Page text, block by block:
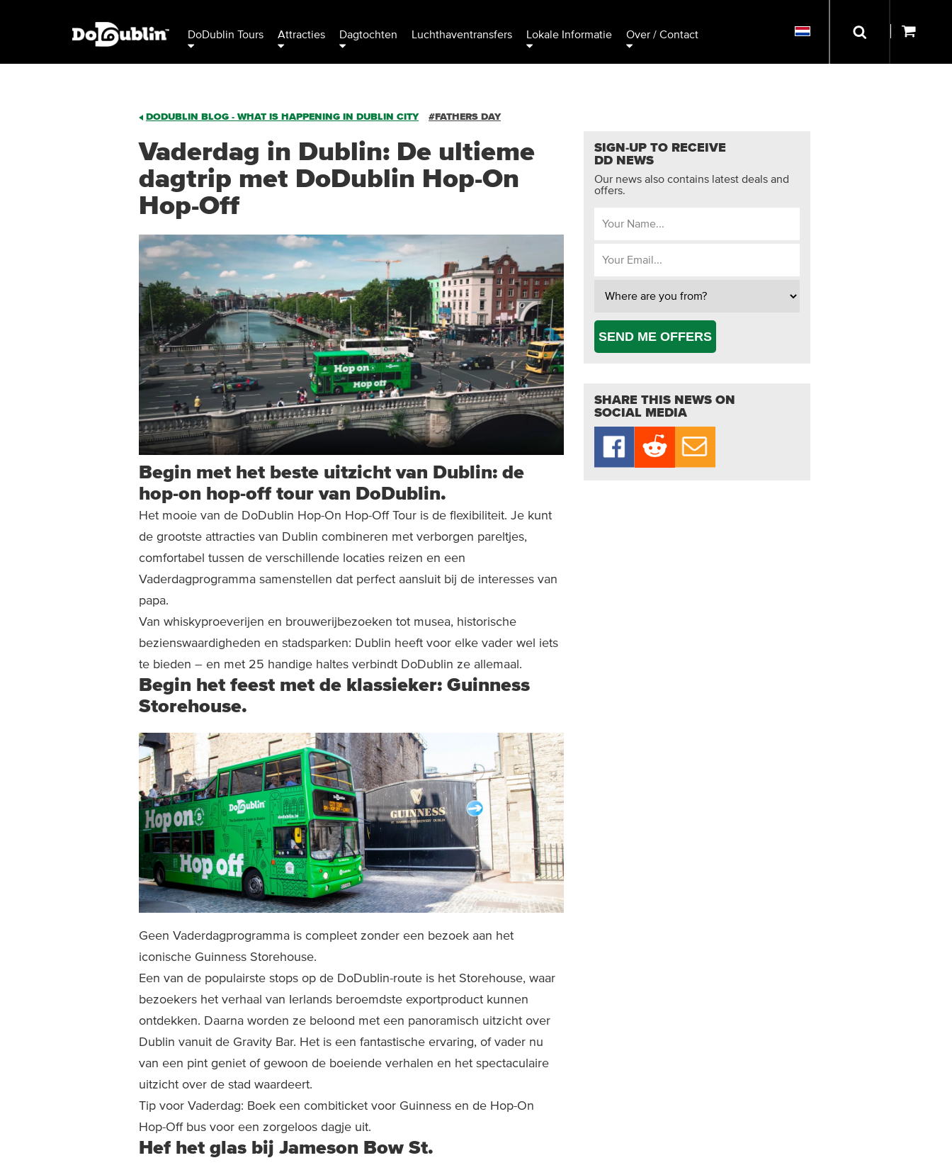
DoDublin Tours Attracties Dagtochten Luchthaventransfers Lokale Informatie Over / Contact
DODUBLIN BLOG - WHAT IS HAPPENING IN DUBLIN CITY #FATHERS DAY
Vaderdag in Dublin: De ultieme
dagtrip met DoDublin Hop-On
Hop-Off
Begin met het beste uitzicht van Dublin: de
hop-on hop-off tour van DoDublin.
Het mooie van de DoDublin Hop-On Hop-Off Tour is de flexibiliteit. Je kunt
de grootste attracties van Dublin combineren met verborgen pareltjes,
comfortabel tussen de verschillende locaties reizen en een
Vaderdagprogramma samenstellen dat perfect aansluit bij de interesses van
papa.
Van whiskyproeverijen en brouwerijbezoeken tot musea, historische
bezienswaardigheden en stadsparken: Dublin heeft voor elke vader wel iets
te bieden – en met 25 handige haltes verbindt DoDublin ze allemaal.
Begin het feest met de klassieker: Guinness
Storehouse.
Geen Vaderdagprogramma is compleet zonder een bezoek aan het
iconische Guinness Storehouse.
Een van de populairste stops op de DoDublin-route is het Storehouse, waar
bezoekers het verhaal van Ierlands beroemdste exportproduct kunnen
ontdekken. Daarna worden ze beloond met een panoramisch uitzicht over
Dublin vanuit de Gravity Bar. Het is een fantastische ervaring, of vader nu
van een pint geniet of gewoon de boeiende verhalen en het spectaculaire
uitzicht over de stad waardeert.
Tip voor Vaderdag: Boek een combiticket voor Guinness en de Hop-On
Hop-Off bus voor een zorgeloos dagje uit.
Hef het glas bij Jameson Bow St.
SIGN-UP TO RECEIVE
DD NEWS
Our news also contains latest deals and
offers.
SEND ME OFFERS
SHARE THIS NEWS ON
SOCIAL MEDIA